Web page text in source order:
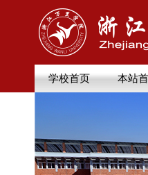
学校首页 本站